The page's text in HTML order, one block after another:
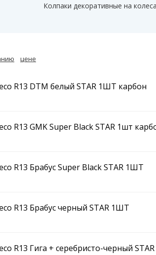
Колпаки декоративные на колеса
цене
R13 DTM белый STAR 1ШТ карбон
R13 GMK Super Black STAR 1шт
R13 Брабус Super Black STAR 1ШТ
R13 Брабус черный STAR 1ШТ
R13 Гига + серебристо-черный